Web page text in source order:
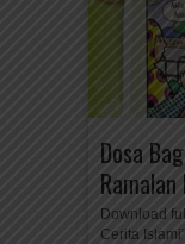
Dosa
Ramalan
Download
Cerita